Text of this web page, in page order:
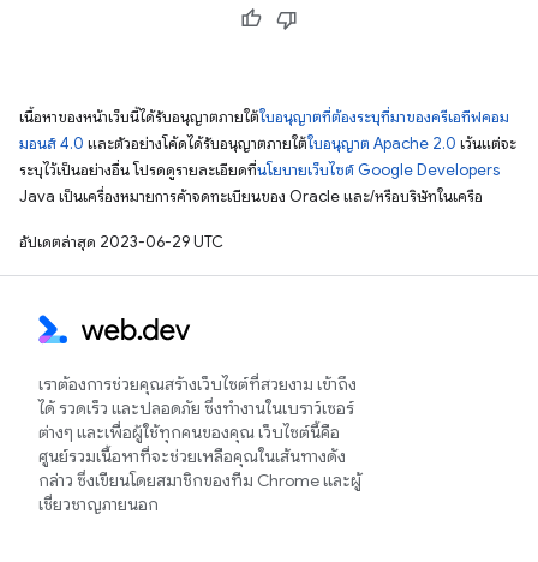
เนื้อหาของหน้าเว็บนี้ได้รับอนุญาตภายใต้ใบอนุญาตที่ต้องระบุที่มาของครีเอทีฟคอม
มอนส์ 4.0 และตัวอย่างโค้ดได้รับอนุญาตภายใต้ใบอนุญาต Apache 2.0 เว้นแต่จะ
ระบุไว้เป็นอย่างอื่น โปรดดูรายละเอียดที่นโยบายเว็บไซต์ Google Developers
Java เป็นเครื่องหมายการค้าจดทะเบียนของ Oracle และ/หรือบริษัทในเครือ
อัปเดตล่าสุด 2023-06-29 UTC
เราต้องการช่วยคุณสร้างเว็บไซต์ที่สวยงาม เข้าถึง
ได้ รวดเร็ว และปลอดภัย ซึ่งทำงานในเบราว์เซอร์
ต่างๆ และเพื่อผู้ใช้ทุกคนของคุณ เว็บไซต์นี้คือ
ศูนย์รวมเนื้อหาที่จะช่วยเหลือคุณในเส้นทางดัง
กล่าว ซึ่งเขียนโดยสมาชิกของทีม Chrome และผู้
เชี่ยวชาญภายนอก